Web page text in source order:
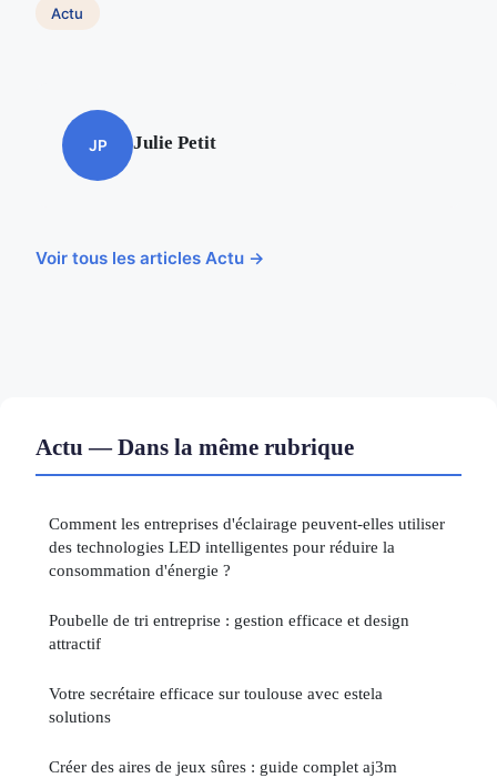
Actu
JP Julie Petit
Voir tous les articles Actu →
Actu — Dans la même rubrique
Comment les entreprises d'éclairage peuvent-elles utiliser
des technologies LED intelligentes pour réduire la
consommation d'énergie ?
Poubelle de tri entreprise : gestion efficace et design
attractif
Votre secrétaire efficace sur toulouse avec estela
solutions
Créer des aires de jeux sûres : guide complet aj3m